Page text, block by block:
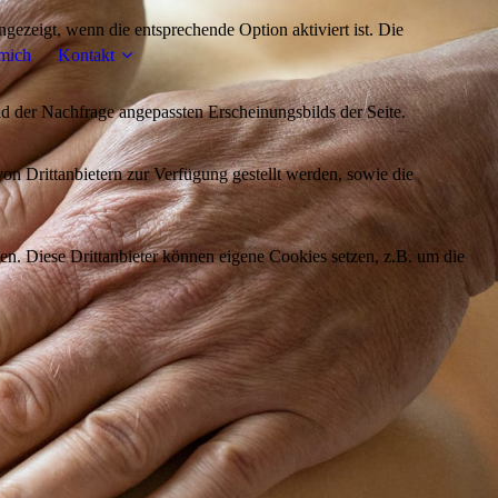
Kontakt
wenn die entsprechende Option aktiviert ist. Die
Nachfrage angepassten Erscheinungsbilds der Seite.
Drittanbietern zur Verfügung gestellt werden, sowie die
Diese Drittanbieter können eigene Cookies setzen, z.B. um die